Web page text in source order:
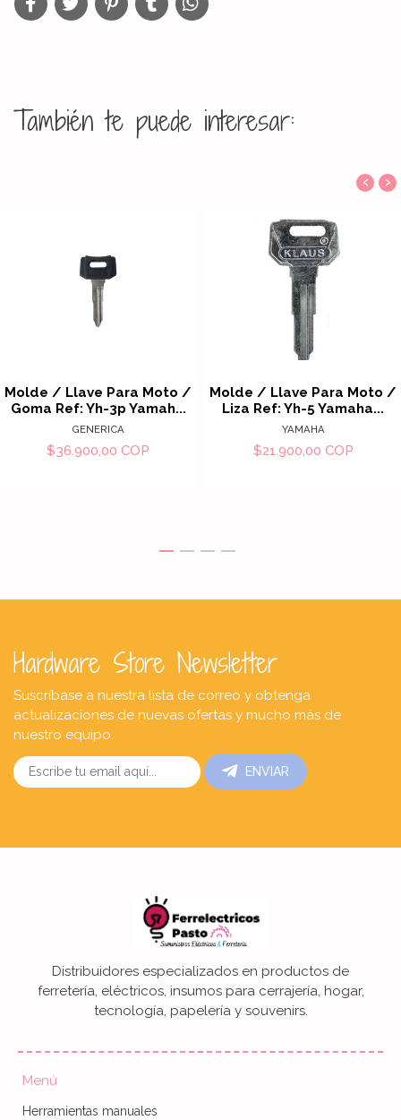
También te puede interesar:
Molde / Llave Para Moto /
Goma Ref: Yh-3p Yamah...
GENERICA
$36.900,00 COP
Molde / Llave Para Moto /
Liza Ref: Yh-5 Yamaha...
YAMAHA
$21.900,00 COP
‹ ›
Hardware Store Newsletter
Suscríbase a nuestra lista de correo y obtenga
actualizaciones de nuevas ofertas y mucho más de
nuestro equipo.
ENVIAR
Distribuidores especializados en productos de
ferretería, eléctricos, insumos para cerrajería, hogar,
tecnología, papelería y souvenirs.
Menú
Herramientas manuales